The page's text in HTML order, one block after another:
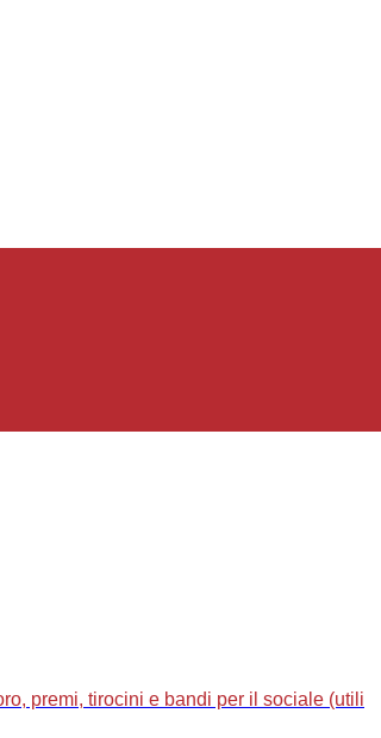
premi, tirocini e bandi per il sociale (utili